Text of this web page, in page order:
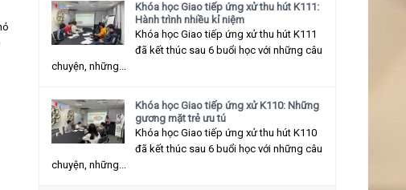
Khóa học Giao tiếp ứng xử thu hút K111:
Hành trình nhiều kỉ niệm
Khóa học Giao tiếp ứng xử thu hút K111
đã kết thúc sau 6 buổi học với những câu
chuyện, những...
Khóa học Giao tiếp ứng xử K110: Những
gương mặt trẻ ưu tú
Khóa học Giao tiếp ứng xử thu hút K110
đã kết thúc sau 6 buổi học với những câu
chuyện, những...